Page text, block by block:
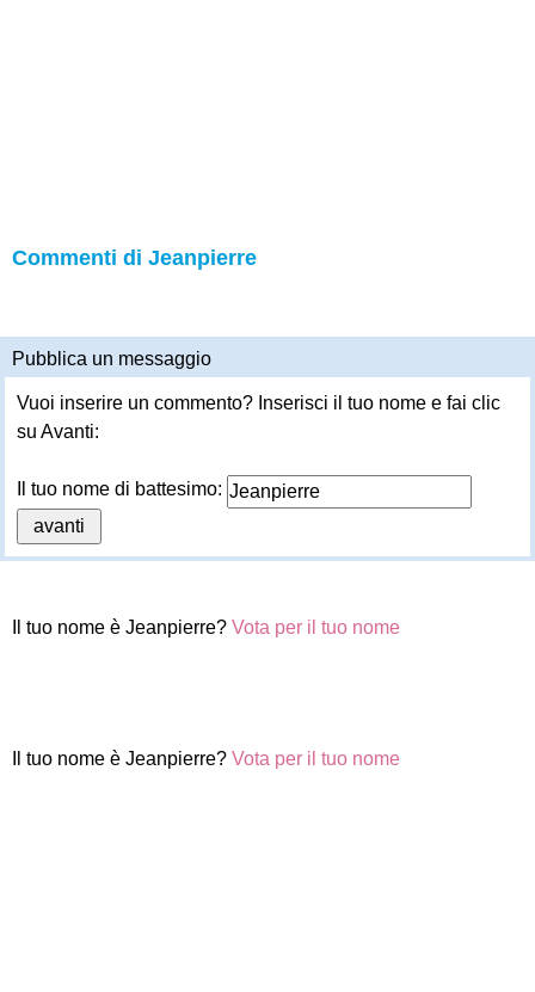
Commenti di Jeanpierre
Pubblica un messaggio
Vuoi inserire un commento? Inserisci il tuo nome e fai clic
su Avanti:
Il tuo nome di battesimo:
Il tuo nome è Jeanpierre? Vota per il tuo nome
Il tuo nome è Jeanpierre? Vota per il tuo nome